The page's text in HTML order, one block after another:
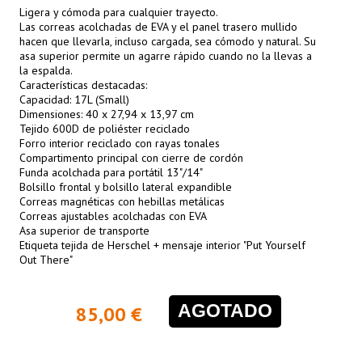
Ligera y cómoda para cualquier trayecto.
Las correas acolchadas de EVA y el panel trasero mullido
hacen que llevarla, incluso cargada, sea cómodo y natural. Su
asa superior permite un agarre rápido cuando no la llevas a
la espalda.
Características destacadas:
Capacidad: 17L (Small)
Dimensiones: 40 x 27,94 x 13,97 cm
Tejido 600D de poliéster reciclado
Forro interior reciclado con rayas tonales
Compartimento principal con cierre de cordón
Funda acolchada para portátil 13"/14"
Bolsillo frontal y bolsillo lateral expandible
Correas magnéticas con hebillas metálicas
Correas ajustables acolchadas con EVA
Asa superior de transporte
Etiqueta tejida de Herschel + mensaje interior "Put Yourself
Out There"
85,00 € AGOTADO